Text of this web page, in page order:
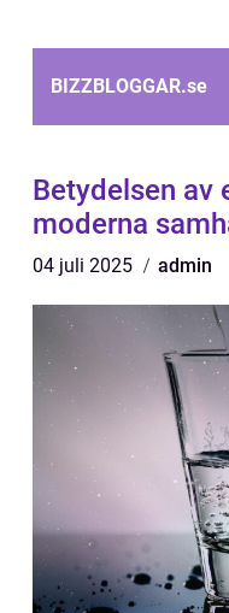
BIZZBLOGGAR.se
Betydelsen av
moderna
04 juli 2025 admin